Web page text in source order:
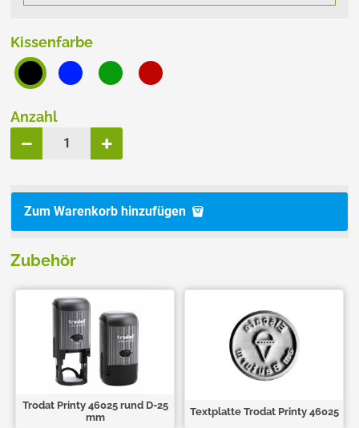
Kissenfarbe
Anzahl
Zum Warenkorb hinzufügen
Zubehör
Trodat Printy 46025 rund D-25
mm
Textplatte Trodat Printy 46025